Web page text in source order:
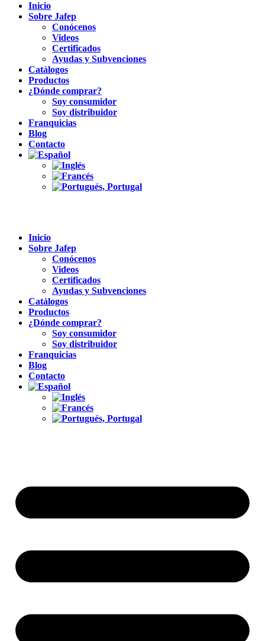
Inicio
Sobre Jafep
Conócenos
Videos
Certificados
Ayudas y Subvenciones
Catálogos
Productos
¿Dónde comprar?
Soy consumidor
Soy distribuidor
Franquicias
Blog
Contacto
Inicio
Sobre Jafep
Conócenos
Videos
Certificados
Ayudas y Subvenciones
Catálogos
Productos
¿Dónde comprar?
Soy consumidor
Soy distribuidor
Franquicias
Blog
Contacto